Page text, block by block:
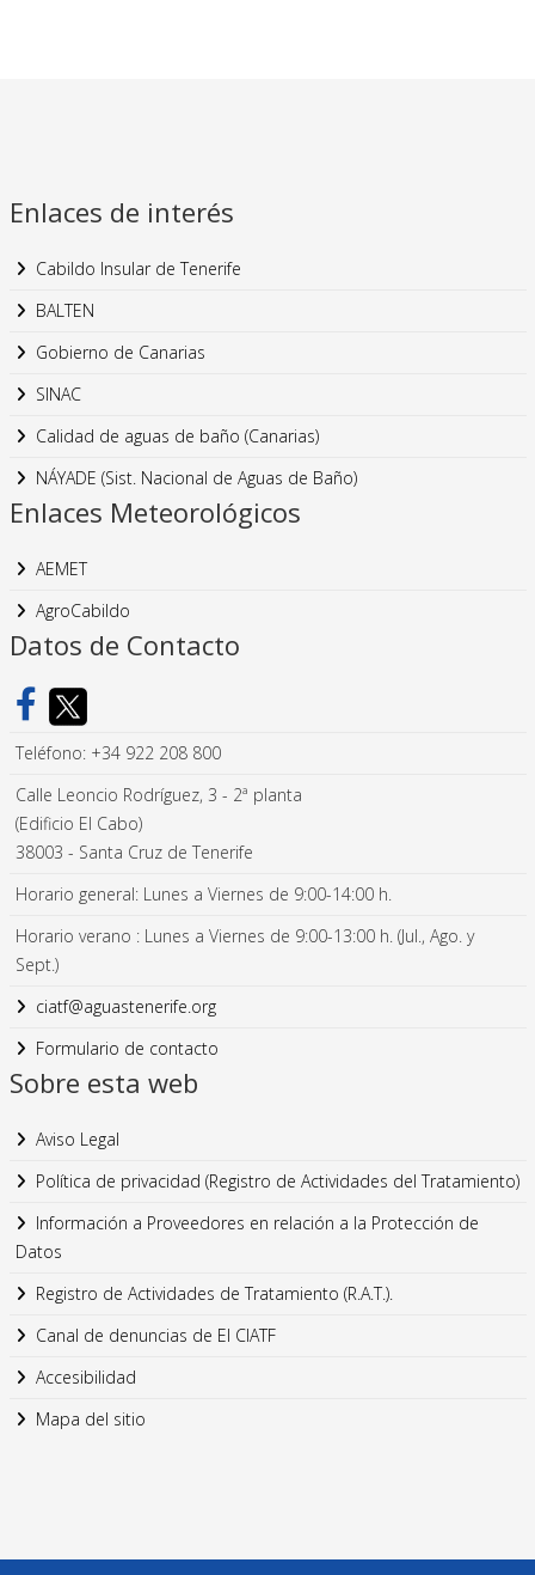
Enlaces de interés
Cabildo Insular de Tenerife
BALTEN
Gobierno de Canarias
SINAC
Calidad de aguas de baño (Canarias)
NÁYADE (Sist. Nacional de Aguas de Baño)
Enlaces Meteorológicos
AEMET
AgroCabildo
Datos de Contacto
Teléfono: +34 922 208 800
Calle Leoncio Rodríguez, 3 - 2ª planta
(Edificio El Cabo)
38003 - Santa Cruz de Tenerife
Horario general: Lunes a Viernes de 9:00-14:00 h.
Horario verano : Lunes a Viernes de 9:00-13:00 h. (Jul., Ago. y
Sept.)
ciatf@aguastenerife.org
Formulario de contacto
Sobre esta web
Aviso Legal
Política de privacidad (Registro de Actividades del Tratamiento)
Información a Proveedores en relación a la Protección de
Datos
Registro de Actividades de Tratamiento (R.A.T.).
Canal de denuncias de El CIATF
Accesibilidad
Mapa del sitio